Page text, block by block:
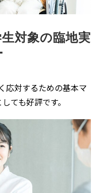
対象の臨地実
応対するための基本マ
ても好評です。